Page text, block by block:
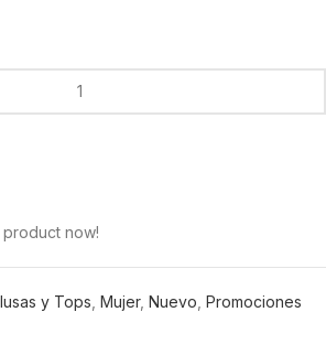
now!
y Tops Mujer, Nuevo Promociones